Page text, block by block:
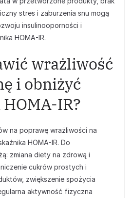
stres i zaburzenia snu mogą
insulinooporności i
HOMA-IR.
wrażliwość
i obniżyć
IR?
na poprawę wrażliwości na
HOMA-IR. Do
zmiana diety na zdrową i
cukrów prostych i
zwiększenie spożycia
aktywność fizyczna